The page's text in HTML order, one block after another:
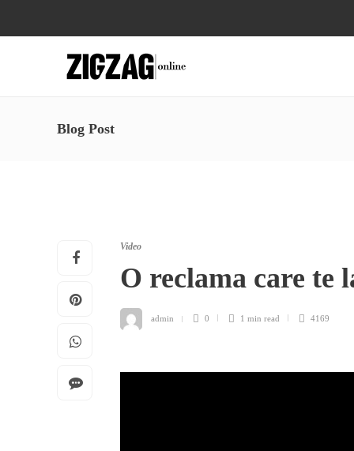
Blog Post
Video
O reclama care te
admin 0 1 min read 4169